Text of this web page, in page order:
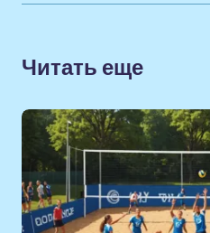
Читать еще